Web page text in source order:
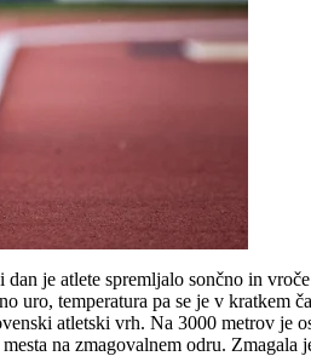
je atlete spremljalo sončno in
uro, temperatura pa se je v kratkem
atletski vrh. Na 3000 metrov
na zmagovalnem odru.